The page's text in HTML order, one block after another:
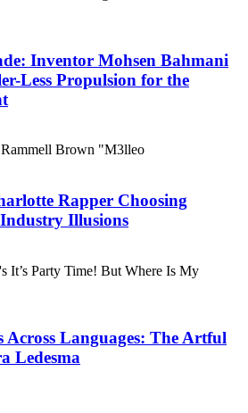
Inventor Mohsen Bahmani
Less Propulsion for the
Rapper Choosing
Illusions
Across Languages: The Artful
Ledesma